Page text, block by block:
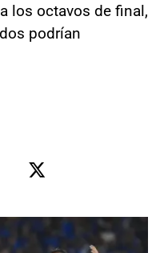
los octavos de final,
podrían